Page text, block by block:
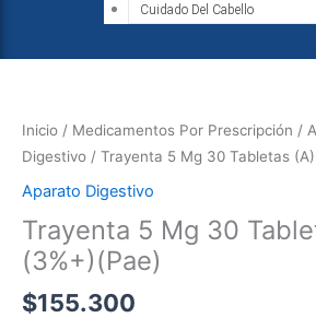
Cuidado Del Cabello
Inicio / Medicamentos Por Prescripción /
Digestivo / Trayenta 5 Mg 30 Tabletas
Aparato Digestivo
Trayenta 5 Mg 30
(3%+)(Pae)
$155.300
Mg
30
(A)
(3%+)
(Pae)
cantidad